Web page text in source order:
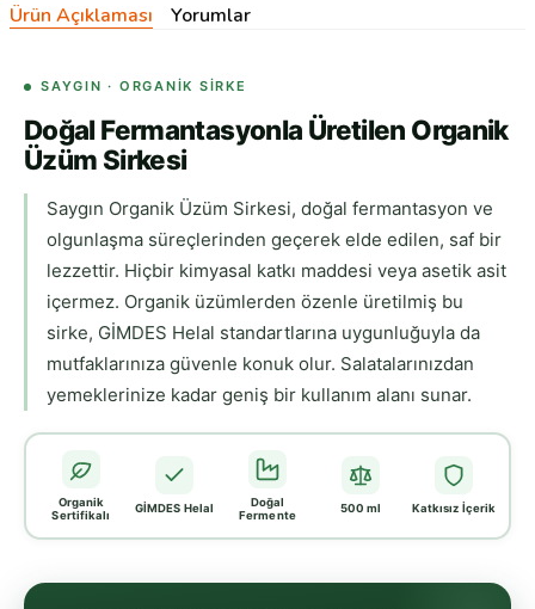
Ürün Açıklaması Yorumlar
SAYGIN · ORGANIK SIRKE
Doğal Fermantasyonla Üretilen Organik
Üzüm Sirkesi
Saygın Organik Üzüm Sirkesi, doğal fermantasyon ve
olgunlaşma süreçlerinden geçerek elde edilen, saf bir
lezzettir. Hiçbir kimyasal katkı maddesi veya asetik asit
içermez. Organik üzümlerden özenle üretilmiş bu
sirke, GİMDES Helal standartlarına uygunluğuyla da
mutfaklarınıza güvenle konuk olur. Salatalarınızdan
yemeklerinize kadar geniş bir kullanım alanı sunar.
Organik
Sertifikalı
GİMDES Helal
Doğal
Fermente
500 ml Katkısız İçerik